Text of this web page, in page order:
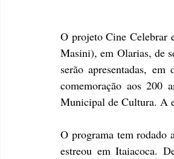
O projeto Cine Celebrar
Masini), em Olarias, de
serão apresentadas,
comemoração aos 200
Municipal de Cultura. A
O programa tem rodado
estreou em Itaiacoca.